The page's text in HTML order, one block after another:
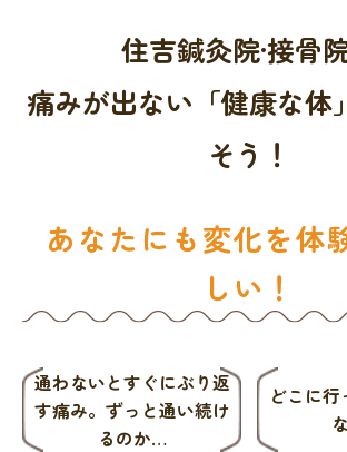
住吉鍼灸院·接骨
痛みが出ない「健康な体
そう！
あなたにも変化を体
しい！
通わないとすぐにぶり返
す痛み。 ずっと通い続け
るのか…
どこに行